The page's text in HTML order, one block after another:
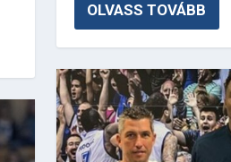
OLVASS TOVÁBB